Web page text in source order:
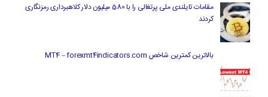
مقامات تایلندی ملی پرتغالی را با 580 میلیون دلار کلاهبرداری رمزنگاری
کردند
بالاترین کمترین شاخص MT4 – forexmt4indicators.com